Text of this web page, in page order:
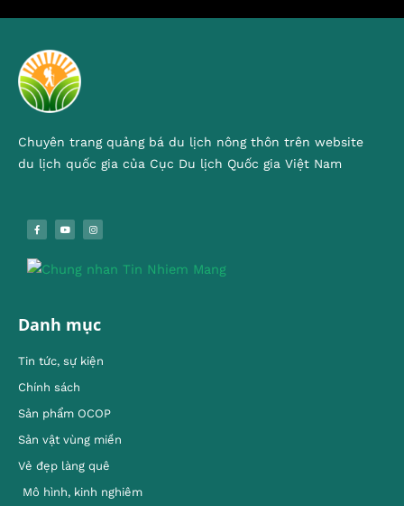
Chuyên trang quảng bá du lịch nông thôn trên website
du lịch quốc gia của Cục Du lịch Quốc gia Việt Nam
Danh mục
Tin tức, sự kiện
Chính sách
Sản phẩm OCOP
Sản vật vùng miền
Vẻ đẹp làng quê
Mô hình, kinh nghiêm